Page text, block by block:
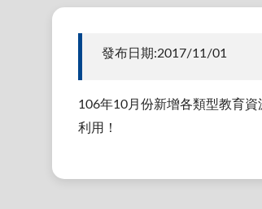
發布日期:2017/11/01
106年10月份新增各類型教育
利用！